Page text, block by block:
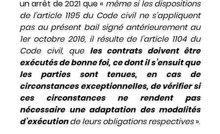
un arrêt de 2021 que « même si les dispositions
de l’article 1195 du Code civil ne s’appliquent
pas au présent bail signé antérieurement au
1er octobre 2016, il résulte de l’article 1104 du
Code civil, que les contrats doivent être
exécutés de bonne foi, ce dont il s’ensuit que
les parties sont tenues, en cas de
circonstances exceptionnelles, de vérifier si
ces circonstances ne rendent pas
nécessaire une adaptation des modalités
d’exécutionde leurs obligations respectives».